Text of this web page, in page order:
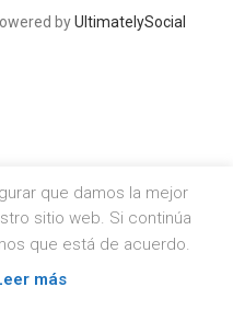
que damos la mejor
sitio web. Si continúa
que está de acuerdo.
más
byUltimatelySocial